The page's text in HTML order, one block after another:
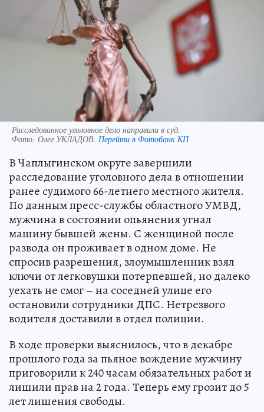
Расследованное уголовное дело направили в суд.
Фото: Олег УКЛАДОВ. Перейти в Фотобанк КП
В Чаплыгинском округе завершили
расследование уголовного дела в отношении
ранее судимого 66-летнего местного жителя.
По данным пресс-службы областного УМВД,
мужчина в состоянии опьянения угнал
машину бывшей жены. С женщиной после
развода он проживает в одном доме. Не
спросив разрешения, злоумышленник взял
ключи от легковушки потерпевшей, но далеко
уехать не смог – на соседней улице его
остановили сотрудники ДПС. Нетрезвого
водителя доставили в отдел полиции.
В ходе проверки выяснилось, что в декабре
прошлого года за пьяное вождение мужчину
приговорили к 240 часам обязательных работ и
лишили прав на 2 года. Теперь ему грозит до 5
лет лишения свободы.